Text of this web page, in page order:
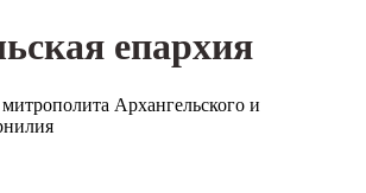
епархия
Архангельского и